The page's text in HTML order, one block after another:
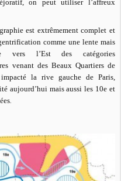
on peut utiliser l’affreux
est extrêmement complet et
comme une lente mais
vers l’Est des catégories
venant des Beaux Quartiers de
la rive gauche de Paris,
aujourd’hui mais aussi les 10e et